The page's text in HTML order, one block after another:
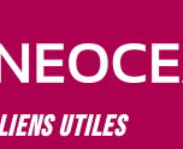
utiles